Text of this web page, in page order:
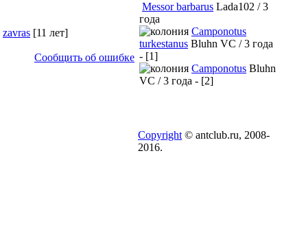
zavras [11 лет]
Сообщить об ошибке
Messor barbarus Lada102 / 3
года
Camponotus
turkestanus Bluhn VC / 3 года
- [1]
Camponotus Bluhn
VC / 3 года - [2]
Copyright © antclub.ru, 2008-
2016.